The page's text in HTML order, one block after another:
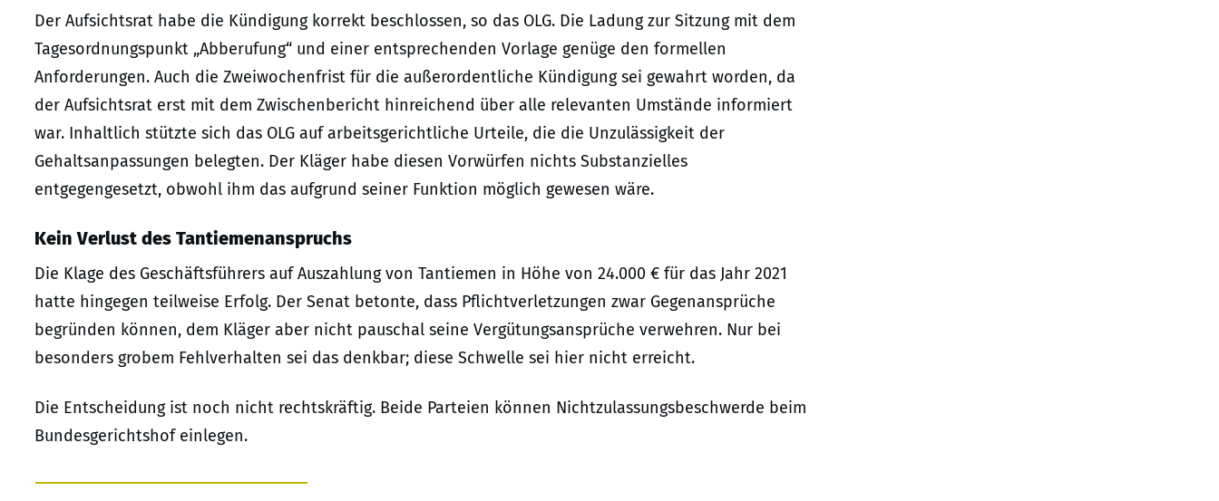
Der Aufsichtsrat habe die Kündigung korrekt beschlossen, so das OLG. Die Ladung zur Sitzung mit dem
Tagesordnungspunkt „Abberufung“ und einer entsprechenden Vorlage genüge den formellen
Anforderungen. Auch die Zweiwochenfrist für die außerordentliche Kündigung sei gewahrt worden, da
der Aufsichtsrat erst mit dem Zwischenbericht hinreichend über alle relevanten Umstände informiert
war. Inhaltlich stützte sich das OLG auf arbeitsgerichtliche Urteile, die die Unzulässigkeit der
Gehaltsanpassungen belegten. Der Kläger habe diesen Vorwürfen nichts Substanzielles
entgegengesetzt, obwohl ihm das aufgrund seiner Funktion möglich gewesen wäre.
Kein Verlust des Tantiemenanspruchs
Die Klage des Geschäftsführers auf Auszahlung von Tantiemen in Höhe von 24.000 € für das Jahr 2021
hatte hingegen teilweise Erfolg. Der Senat betonte, dass Pflichtverletzungen zwar Gegenansprüche
begründen können, dem Kläger aber nicht pauschal seine Vergütungsansprüche verwehren. Nur bei
besonders grobem Fehlverhalten sei das denkbar; diese Schwelle sei hier nicht erreicht.
Die Entscheidung ist noch nicht rechtskräftig. Beide Parteien können Nichtzulassungsbeschwerde beim
Bundesgerichtshof einlegen.